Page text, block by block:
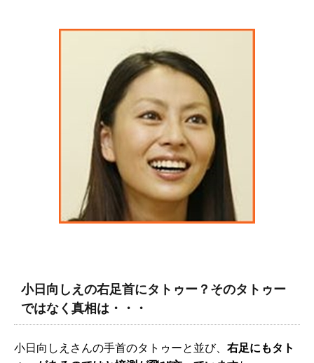
小日向しえの右足首にタトゥー？そのタトゥー
ではなく真相は・・・
小日向しえさんの手首のタトゥーと並び、 右足にもタト